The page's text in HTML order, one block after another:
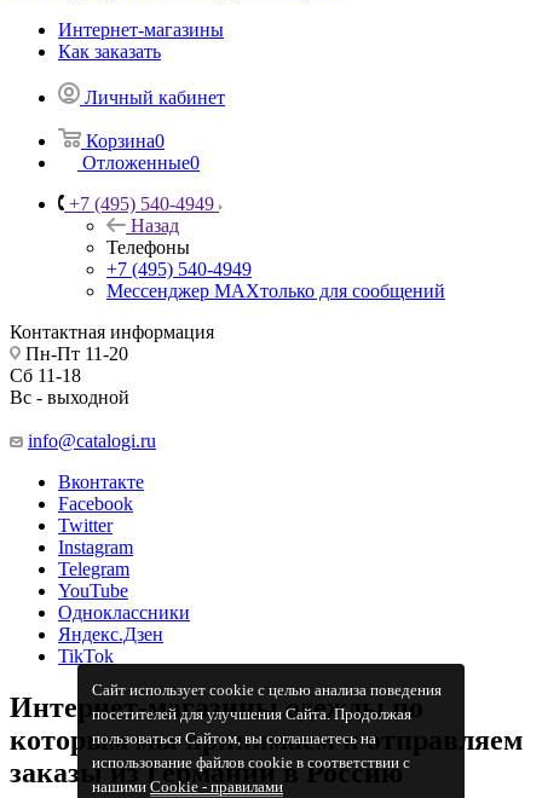
Сайт использует cookie с целью анализа поведения
посетителей для улучшения Сайта. Продолжая
пользоваться Сайтом, вы соглашаетесь на
использование файлов cookie в соответствии с
нашимиCookiе - правилами
Интернет-магазины
Как заказать
Личный кабинет
Корзина0
Отложенные0
+7 (495) 540-4949
Назад
Телефоны
+7 (495) 540-4949
Мессенджер МАХтолько для сообщений
Контактная информация
Пн-Пт 11-20
Сб 11-18
Вс - выходной
info@catalogi.ru
Вконтакте
Facebook
Twitter
Instagram
Telegram
YouTube
Одноклассники
Яндекс.Дзен
TikTok
Интернет-магазины одежды по
которым мы принимаем и отправляем
заказы из Германии в Россию